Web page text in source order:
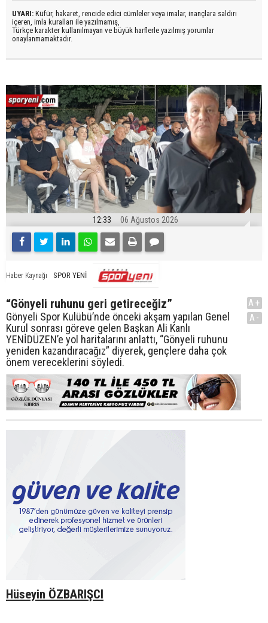
UYARI: Küfür, hakaret, rencide edici cümleler veya imalar, inançlara saldırı
içeren, imla kuralları ile yazılmamış,
Türkçe karakter kullanılmayan ve büyük harflerle yazılmış yorumlar
onaylanmamaktadır.
12:33 06 Ağustos 2026
Haber Kaynağı SPOR YENİ
“Gönyeli ruhunu geri getireceğiz”
Gönyeli Spor Kulübü’nde önceki akşam yapılan Genel
Kurul sonrası göreve gelen Başkan Ali Kanlı
YENİDÜZEN’e yol haritalarını anlattı, “Gönyeli ruhunu
yeniden kazandıracağız” diyerek, gençlere daha çok
önem vereceklerini söyledi.
A+
A-
Hüseyin ÖZBARIŞCI